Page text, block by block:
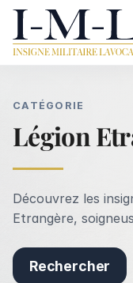
CATÉGORIE
Légion
Découvrez les
Etrangère,
Rechercher